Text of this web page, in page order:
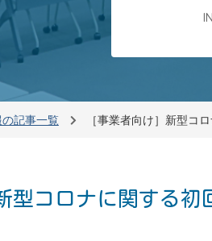
記事一覧 ［事業者向け］新型コ
型コロナに関する